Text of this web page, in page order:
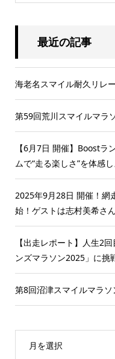
最近の記事
海老名スマイル耐久リレ
第59回荒川スマイルマラ
【6月7日 開催】Boostラ
ムで“走る楽しさ”を体感し
2025年9月28日 開催！網
始！ゲストは志村美希さん
【出走レポート】人生2
ンズマラソン2025」に挑
第8回沼津スマイルマラソ
月を選択